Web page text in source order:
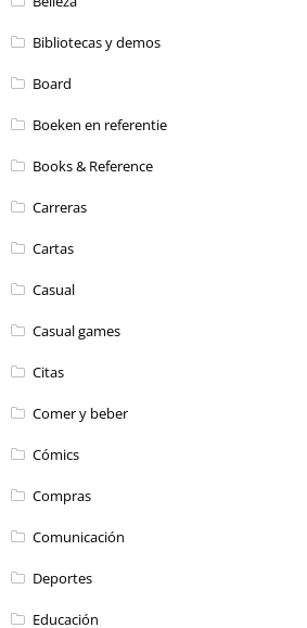
Bibliotecas y demos
Board
Boeken en referentie
Books & Reference
Carreras
Cartas
Casual
Casual games
Citas
Comer y beber
Cómics
Compras
Comunicación
Deportes
Educación